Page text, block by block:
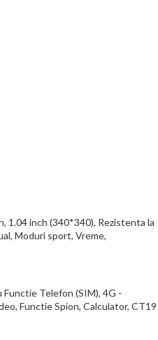
1.04 inch (340*340), Rezistenta la
Moduri sport, Vreme,
Telefon (SIM), 4G -
Functie Spion, Calculator, CT19